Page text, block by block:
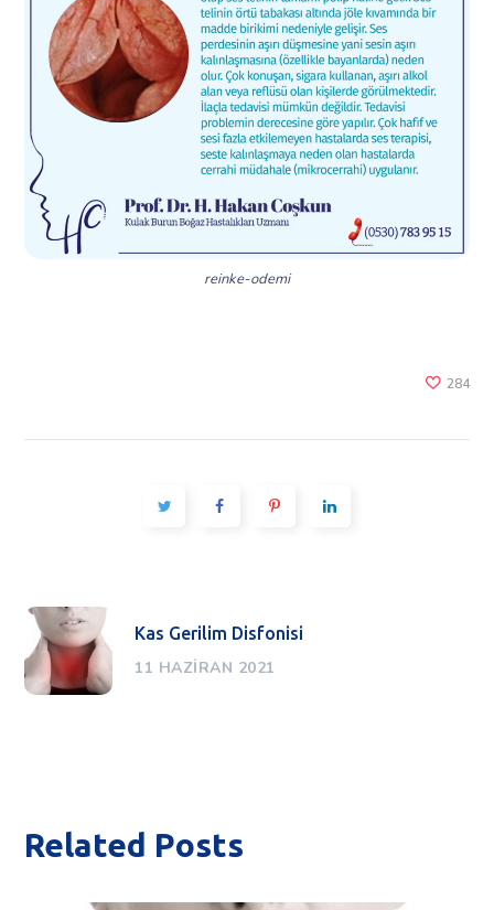
reinke-odemi
284
Kas Gerilim Disfonisi
11 HAZIRAN 2021
Related Posts